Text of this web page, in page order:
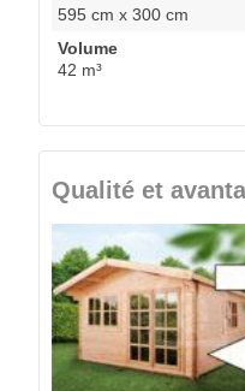
595 cm x 300 cm
Volume
42 m³
Qualité et